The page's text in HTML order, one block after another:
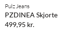
NYHED
Pulz Jeans
PZDINEA Skjorte
499,95 kr.